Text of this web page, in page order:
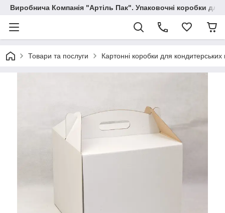
Виробнича Компанія "Артіль Пак". Упаковочні коробки для
Товари та послуги Картонні коробки для кондитерських